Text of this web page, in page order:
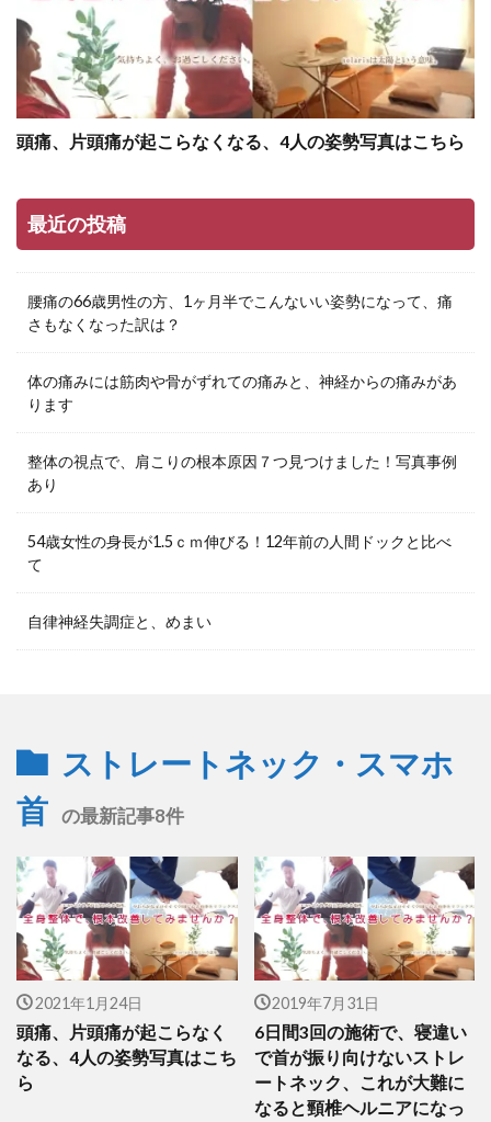
頭痛、片頭痛が起こらなくなる、4人の姿勢写真はこちら
最近の投稿
腰痛の66歳男性の方、1ヶ月半でこんないい姿勢になって、痛
さもなくなった訳は？
体の痛みには筋肉や骨がずれての痛みと、神経からの痛みがあ
ります
整体の視点で、肩こりの根本原因７つ見つけました！写真事例
あり
54歳女性の身長が1.5ｃｍ伸びる！12年前の人間ドックと比べ
て
自律神経失調症と、めまい
ストレートネック・スマホ
首 の最新記事8件
2021年1月24日
頭痛、片頭痛が起こらなく
なる、4人の姿勢写真はこち
ら
2019年7月31日
6日間3回の施術で、寝違い
で首が振り向けないストレ
ートネック、これが大難に
なると頸椎ヘルニアになっ